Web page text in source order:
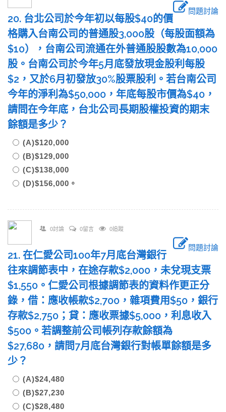
問題討論
20. 台北公司於今年初以每股$40的價
格購入台南公司的普通股3,000股（每股面額為
$10），台南公司流通在外普通股股數為10,000
股。台南公司於今年5月底發放現金股利每股
$2，又於6月初發放30%股票股利。若台南公司
今年的淨利為$50,000，年底每股市價為$40，
請問在今年底，台北公司長期股權投資的期末
餘額是多少？
(A)$120,000
(B)$129,000
(C)$138,000
(D)$156,000。
0討論 0留言 0追蹤
問題討論
21. 在仁愛公司100年7月底台灣銀行
往來調節表中，在途存款$2,000，未兌現支票
$1,550。仁愛公司根據調節表的資料作更正分
錄，借：應收帳款$2,700，雜項費用$50，銀行
存款$2,750；貸：應收票據$5,000，利息收入
$500。若調整前公司帳列存款餘額為
$27,680，請問7月底台灣銀行對帳單餘額是多
少？
(A)$24,480
(B)$27,230
(C)$28,480